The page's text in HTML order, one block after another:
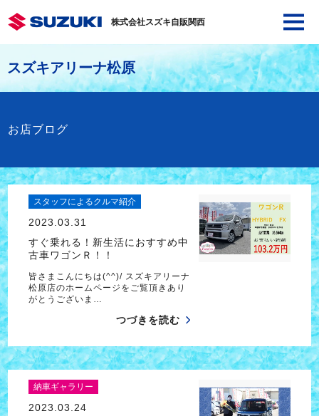
株式会社スズキ自販関西
スズキアリーナ松原
お店ブログ
スタッフによるクルマ紹介
2023.03.31
すぐ乗れる！新生活におすすめ中
古車ワゴンＲ！！
皆さまこんにちは(^^)/ スズキアリーナ
松原店のホームページをご覧頂きあり
がとうございま…
つづきを読む
納車ギャラリー
2023.03.24